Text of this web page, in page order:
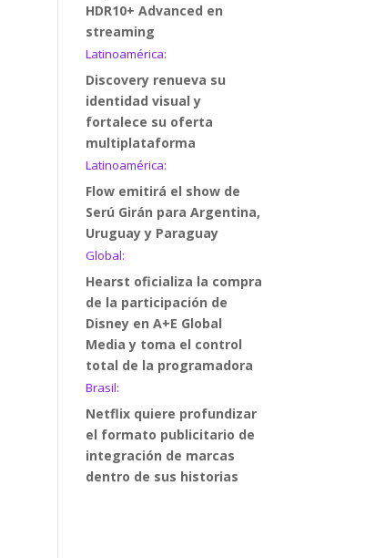
HDR10+ Advanced en
streaming
Latinoamérica:
Discovery renueva su
identidad visual y
fortalece su oferta
multiplataforma
Latinoamérica:
Flow emitirá el show de
Serú Girán para Argentina,
Uruguay y Paraguay
Global:
Hearst oficializa la compra
de la participación de
Disney en A+E Global
Media y toma el control
total de la programadora
Brasil:
Netflix quiere profundizar
el formato publicitario de
integración de marcas
dentro de sus historias